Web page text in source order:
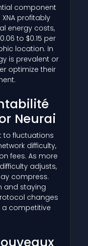
component
profitably
energy costs,
to $0.15 per
location. In
is prevalent or
optimize their
Neurai
to fluctuations
difficulty,
fees. As more
adjusts,
compress.
and staying
changes
a competitive